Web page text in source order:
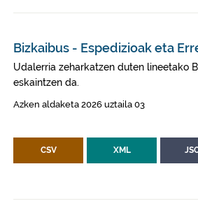
Bizkaibus - Espedizioak eta
Udalerria zeharkatzen duten lineetako
eskaintzen da.
Azken aldaketa 2026 uztaila 03
CSV XML